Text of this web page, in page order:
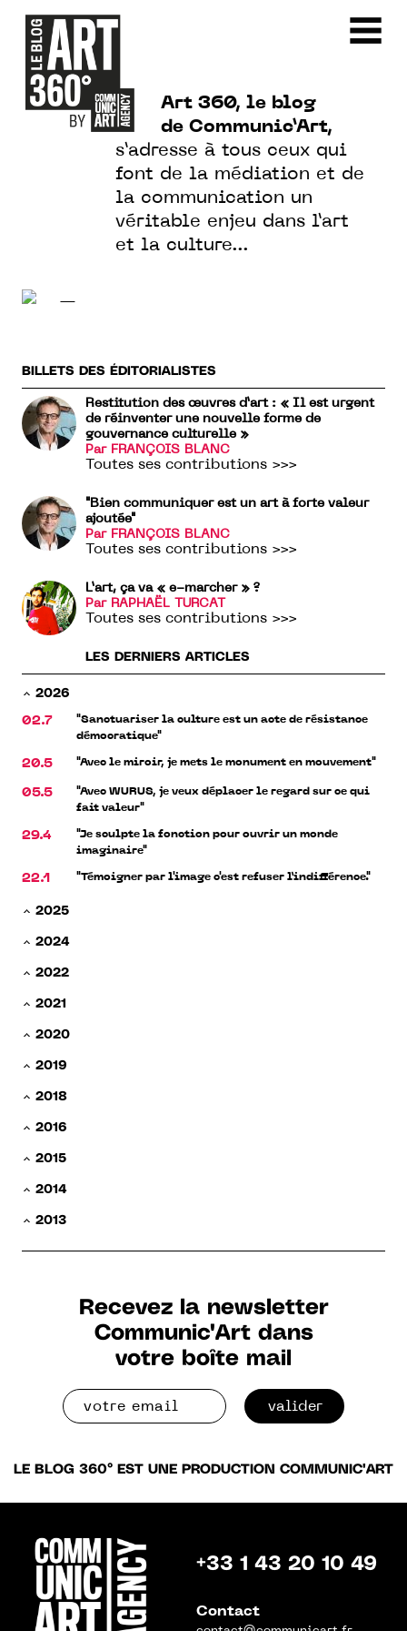
Art 360, le blog
de Communic’Art,
s’adresse à tous ceux qui
font de la médiation et de
la communication un
véritable enjeu dans l’art
et la culture…
—
BILLETS DES ÉDITORIALISTES
Restitution des œuvres d’art : « Il est urgent
de réinventer une nouvelle forme de
gouvernance culturelle »
Par FRANÇOIS BLANC
Toutes ses contributions >>>
"Bien communiquer est un art à forte valeur
ajoutée"
Par FRANÇOIS BLANC
Toutes ses contributions >>>
L’art, ça va « e-marcher » ?
Par RAPHAËL TURCAT
Toutes ses contributions >>>
LES DERNIERS ARTICLES
2026
02.7
"Sanctuariser la culture est un acte de résistance
démocratique"
20.5 "Avec le miroir, je mets le monument en mouvement"
05.5
"Avec WURUS, je veux déplacer le regard sur ce qui
fait valeur"
29.4
"Je sculpte la fonction pour ouvrir un monde
imaginaire"
22.1 "Témoigner par l'image c'est refuser l’indifférence."
2025
2024
2022
2021
2020
2019
2018
2016
2015
2014
2013
Recevez la newsletter
Communic'Art dans
votre boîte mail
valider
LE BLOG 360° EST UNE PRODUCTION COMMUNIC'ART
+33 1 43 20 10 49
Contact